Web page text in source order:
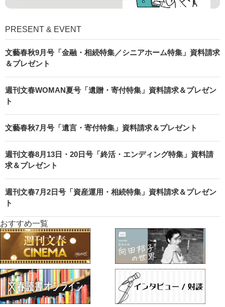
PRESENT & EVENT
文藝春秋9月号「金融・相続特集／シニアホーム特集」資料請求
＆プレゼント
週刊文春WOMAN夏号「遺贈・寄付特集」資料請求＆プレゼン
ト
文藝春秋7月号「遺言・寄付特集」資料請求＆プレゼント
週刊文春8月13日・20日号「終活・エンディング特集」資料請
求＆プレゼント
週刊文春7月2日号「資産運用・相続特集」資料請求＆プレゼン
ト
おすすめ一覧